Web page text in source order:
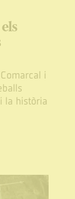
i
la història